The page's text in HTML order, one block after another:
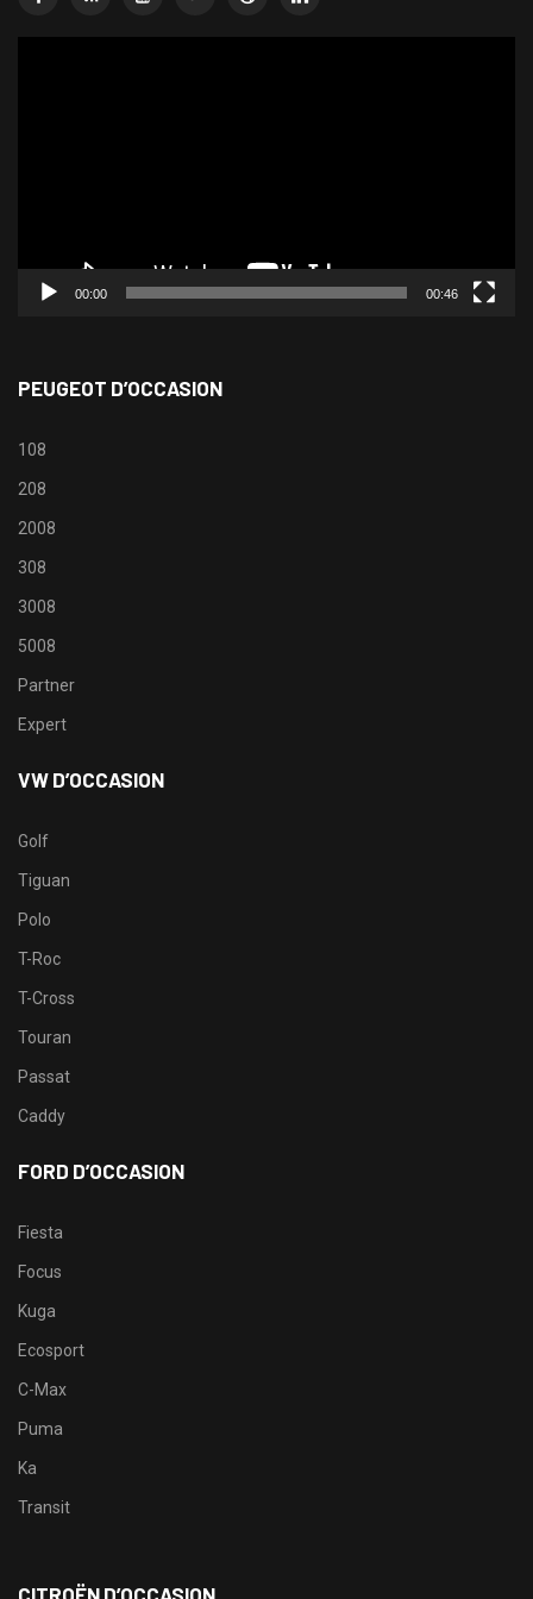
00:00 00:46
PEUGEOT D’OCCASION
108
208
2008
308
3008
5008
Partner
Expert
VW D’OCCASION
Golf
Tiguan
Polo
T-Roc
T-Cross
Touran
Passat
Caddy
FORD D’OCCASION
Fiesta
Focus
Kuga
Ecosport
C-Max
Puma
Ka
Transit
CITROËN D’OCCASION